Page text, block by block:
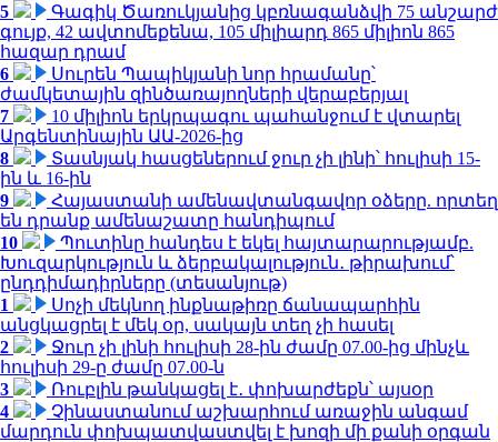
5
Գագիկ Ծառուկյանից կբռնագանձվի 75 անշարժ
գույք, 42 ավտոմեքենա, 105 միլիարդ 865 միլիոն 865
հազար դրամ
6
Սուրեն Պապիկյանի նոր հրամանը՝
ժամկետային զինծառայողների վերաբերյալ
7
10 միլիոն երկրպագու պահանջում է վտարել
Արգենտինային ԱԱ-2026-ից
8
Տասնյակ հասցեներում ջուր չի լինի՝ հուլիսի 15-
ին և 16-ին
9
Հայաստանի ամենավտանգավոր օձերը. որտեղ
են դրանք ամենաշատը հանդիպում
10
Պուտինը հանդես է եկել հայտարարությամբ.
Խուզարկություն և ձերբակալություն․ թիրախում՝
ընդդիմադիրները (տեսանյութ)
1
Սոչի մեկնող ինքնաթիռը ճանապարհին
անցկացրել է մեկ օր, սակայն տեղ չի հասել
2
Ջուր չի լինի հուլիսի 28-ին ժամը 07.00-ից մինչև
հուլիսի 29-ը ժամը 07.00-ն
3
Ռուբլին թանկացել է․ փոխարժեքն՝ այսօր
4
Չինաստանում աշխարհում առաջին անգամ
մարդուն փոխպատվաստվել է խոզի մի քանի օրգան